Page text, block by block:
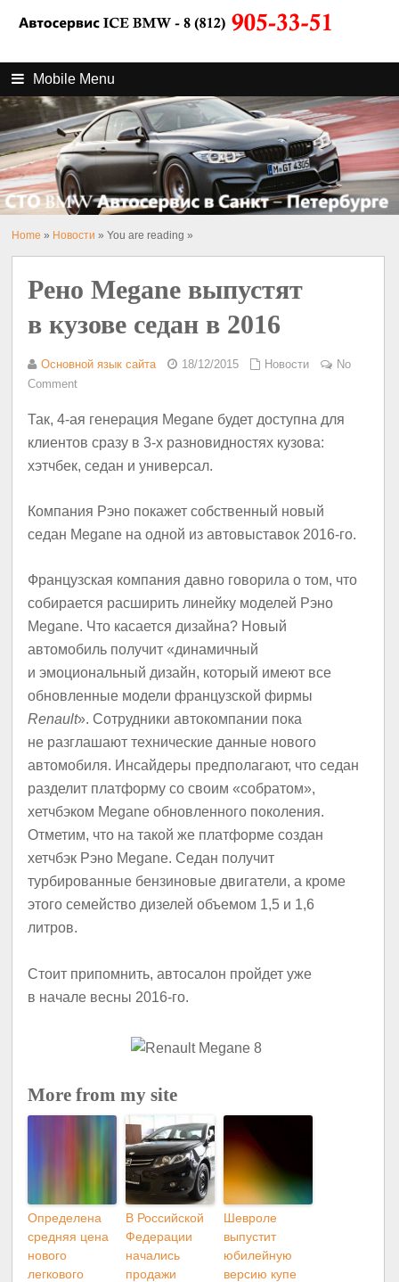
Mobile Menu
Home » Новости » You are reading »
Рено Megane выпустят
в кузове седан в 2016
Основной язык сайта 18/12/2015 Новости
No
Comment
Так, 4-ая генерация Megane будет доступна для
клиентов сразу в 3-х разновидностях кузова:
хэтчбек, седан и универсал.
Компания Рэно покажет собственный новый
седан Megane на одной из автовыставок 2016-го.
Французская компания давно говорила о том, что
собирается расширить линейку моделей Рэно
Megane. Что касается дизайна? Новый
автомобиль получит «динамичный
и эмоциональный дизайн, который имеют все
обновленные модели французской фирмы
Renault». Сотрудники автокомпании пока
не разглашают технические данные нового
автомобиля. Инсайдеры предполагают, что седан
разделит платформу со своим «собратом»,
хетчбэком Megane обновленного поколения.
Отметим, что на такой же платформе создан
хетчбэк Рэно Megane. Седан получит
турбированные бензиновые двигатели, а кроме
этого семейство дизелей объемом 1,5 и 1,6
литров.
Стоит припомнить, автосалон пройдет уже
в начале весны 2016-го.
More from my site
Определена
средняя цена
нового
легкового
В Российской
Федерации
начались
продажи
Шевроле
выпустит
юбилейную
версию купе